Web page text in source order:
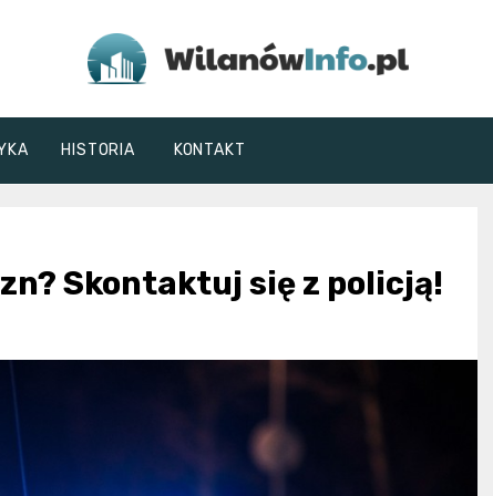
WilanówInfo.pl
HISTORIA KONTAKT
Skontaktuj się z policją!